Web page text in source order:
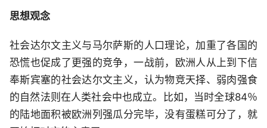
思想观念
社会达尔文主义与马尔萨斯的人口理论，加重了各国的
恐慌也促成了更强的竞争，一战前，欧洲人从上到下信
奉斯宾塞的社会达尔文主义，认为物竞天择、弱肉强食
的自然法则在人类社会中也成立。比如，当时全球84％
的陆地面积被欧洲列强瓜分完毕，没有蛋糕可分了，就